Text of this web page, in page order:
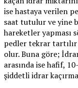
ise hastaya verilen
saat tutulur ve yine
hareketler yapması
pedler tekrar
olur. Buna göre;
arasında ise hafif,
şiddetli idrar